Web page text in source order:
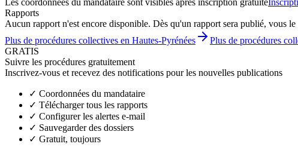
Rapports
Aucun rapport n'est encore disponible. Dès qu'un rapport sera publié, vous
Plus de procédures collectives en Hautes-Pyrénées
Plus de procédures
GRATIS
Suivre les procédures gratuitement
Inscrivez-vous et recevez des notifications pour les nouvelles publications
✓ Coordonnées du mandataire
✓ Télécharger tous les rapports
✓ Configurer les alertes e-mail
✓ Sauvegarder des dossiers
✓ Gratuit, toujours